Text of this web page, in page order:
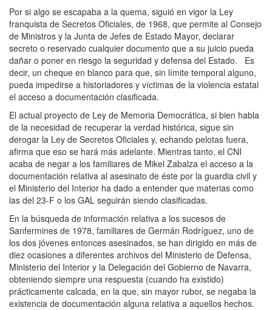
Por si algo se escapaba a la quema, siguió en vigor la Ley
franquista de Secretos Oficiales, de 1968, que permite al Consejo
de Ministros y la Junta de Jefes de Estado Mayor, declarar
secreto o reservado cualquier documento que a su juicio pueda
dañar o poner en riesgo la seguridad y defensa del Estado. Es
decir, un cheque en blanco para que, sin límite temporal alguno,
pueda impedirse a historiadores y víctimas de la violencia estatal
el acceso a documentación clasificada.
El actual proyecto de Ley de Memoria Democrática, si bien habla
de la necesidad de recuperar la verdad histórica, sigue sin
derogar la Ley de Secretos Oficiales y, echando pelotas fuera,
afirma que eso se hará más adelante. Mientras tanto, el CNI
acaba de negar a los familiares de Mikel Zabalza el acceso a la
documentación relativa al asesinato de éste por la guardia civil y
el Ministerio del Interior ha dado a entender que materias como
las del 23-F o los GAL seguirán siendo clasificadas.
En la búsqueda de información relativa a los sucesos de
Sanfermines de 1978, familiares de Germán Rodríguez, uno de
los dos jóvenes entonces asesinados, se han dirigido en más de
diez ocasiones a diferentes archivos del Ministerio de Defensa,
Ministerio del Interior y la Delegación del Gobierno de Navarra,
obteniendo siempre una respuesta (cuando ha existido)
prácticamente calcada, en la que, sin mayor rubor, se negaba la
existencia de documentación alguna relativa a aquellos hechos.